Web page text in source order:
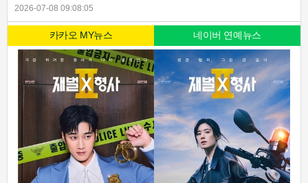
2026-07-08 09:08:05
카카오 MY뉴스 네이버 연예뉴스